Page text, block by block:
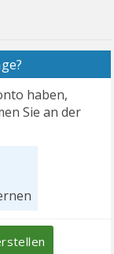
haben,
Sie an der